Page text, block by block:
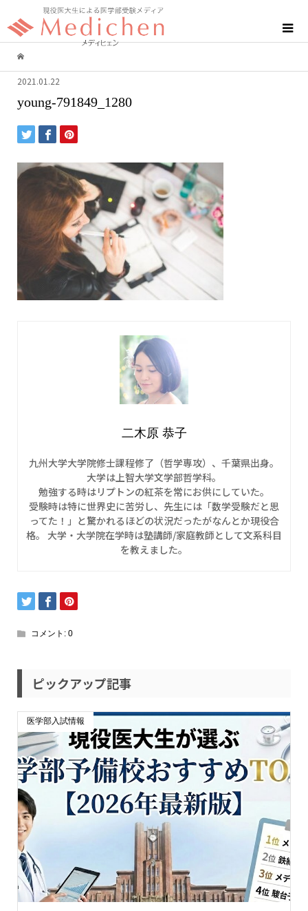
2021.01.22
young-791849_1280
二木原 恭子
九州大学大学院修士課程修了（哲学専攻）、千葉県出身。
大学は上智大学文学部哲学科。
勉強する時はリプトンの紅茶を常にお供にしていた。
受験時は特に世界史に苦労し、先生には「数学受験だと思
ってた！」と驚かれるほどの状況だったがなんとか現役合
格。 大学・大学院在学時は塾講師/家庭教師として文系科目
を教えました。
コメント: 0
ピックアップ記事
医学部入試情報